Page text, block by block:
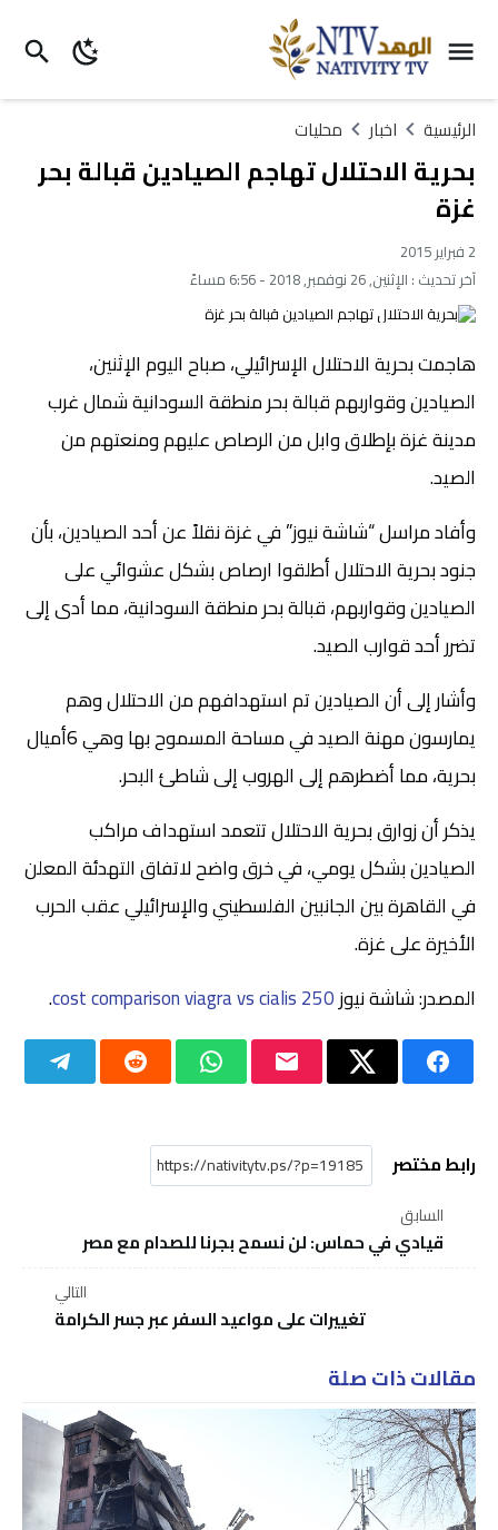
الرئيسية اخبار محليات
بحرية الاحتلال تهاجم الصيادين قبالة بحر
غزة
2 فبراير 2015
آخر تحديث : الإثنين, 26 نوفمبر, 2018 - 6:56 مساءً
هاجمت بحرية الاحتلال الإسرائيلي، صباح اليوم الإثنين،
الصيادين وقواربهم قبالة بحر منطقة السودانية شمال غرب
مدينة غزة بإطلاق وابل من الرصاص عليهم ومنعتهم من
الصيد.
وأفاد مراسل “شاشة نيوز” في غزة نقلاً عن أحد الصيادين، بأن
جنود بحرية الاحتلال أطلقوا ارصاص بشكل عشوائي على
الصيادين وقواربهم، قبالة بحر منطقة السودانية، مما أدى إلى
تضرر أحد قوارب الصيد.
وأشار إلى أن الصيادين تم استهدافهم من الاحتلال وهم
يمارسون مهنة الصيد في مساحة المسموح بها وهي 6أميال
بحرية، مما أضطرهم إلى الهروب إلى شاطئ البحر.
يذكر أن زوارق بحرية الاحتلال تتعمد استهداف مراكب
الصيادين بشكل يومي، في خرق واضح لاتفاق التهدئة المعلن
في القاهرة بين الجانبين الفلسطيني والإسرائيلي عقب الحرب
الأخيرة على غزة.
المصدر: شاشة نيوزcost comparison viagra vs cialis 250
.
رابط مختصر
السابق
قيادي في حماس: لن نسمح بجرنا للصدام مع مصر
التالي
تغييرات على مواعيد السفر عبر جسر الكرامة
مقالات ذات صلة